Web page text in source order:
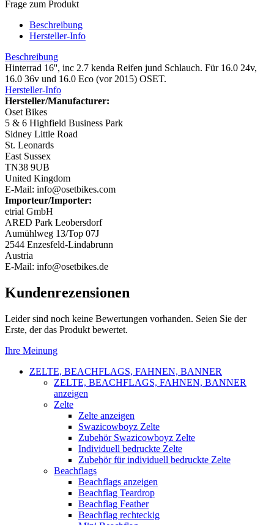
Frage zum Produkt
Beschreibung
Hersteller-Info
Beschreibung
Hinterrad 16'', inc 2.7 kenda Reifen jund Schlauch. Für 16.0 24v,
16.0 36v und 16.0 Eco (vor 2015) OSET.
Hersteller-Info
Hersteller/Manufacturer:
Oset Bikes
5 & 6 Highfield Business Park
Sidney Little Road
St. Leonards
East Sussex
TN38 9UB
United Kingdom
E-Mail: info@osetbikes.com
Importeur/Importer:
etrial GmbH
ARED Park Leobersdorf
Aumühlweg 13/Top 07J
2544 Enzesfeld-Lindabrunn
Austria
E-Mail: info@osetbikes.de
Kundenrezensionen
Leider sind noch keine Bewertungen vorhanden. Seien Sie der
Erste, der das Produkt bewertet.
Ihre Meinung
ZELTE, BEACHFLAGS, FAHNEN, BANNER
ZELTE, BEACHFLAGS, FAHNEN, BANNER
anzeigen
Zelte
Zelte anzeigen
Swazicowboyz Zelte
Zubehör Swazicowboyz Zelte
Individuell bedruckte Zelte
Zubehör für individuell bedruckte Zelte
Beachflags
Beachflags anzeigen
Beachflag Teardrop
Beachflag Feather
Beachflag rechteckig